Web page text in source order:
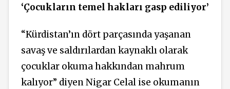
‘Çocukların temel hakları gasp ediliyor’
“Kürdistan’ın dört parçasında yaşanan
savaş ve saldırılardan kaynaklı olarak
çocuklar okuma hakkından mahrum
kalıyor” diyen Nigar Celal ise okumanın